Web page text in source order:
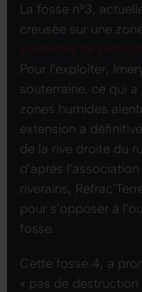
La fosse n°3,
creusée sur une
périmètre de
Pour l’exploiter,
souterraine, ce qui
zones humides
extension a
de la rive droite du
d’après
riverains,
pour s’opposer à
fosse.
Cette fosse 4, a
« pas de